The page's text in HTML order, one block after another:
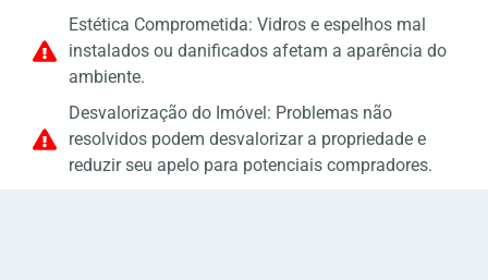
Estética Comprometida: Vidros e espelhos mal
instalados ou danificados afetam a aparência do
ambiente.
Desvalorização do Imóvel: Problemas não
resolvidos podem desvalorizar a propriedade e
reduzir seu apelo para potenciais compradores.